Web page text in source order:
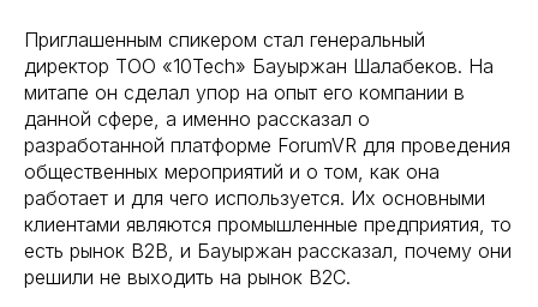
Приглашенным спикером стал генеральный
директор ТОО «10Tech» Бауыржан Шалабеков. На
митапе он сделал упор на опыт его компании в
данной сфере, а именно рассказал о
разработанной платформе ForumVR для проведения
общественных мероприятий и о том, как она
работает и для чего используется. Их основными
клиентами являются промышленные предприятия, то
есть рынок В2В, и Бауыржан рассказал, почему они
решили не выходить на рынок В2С.